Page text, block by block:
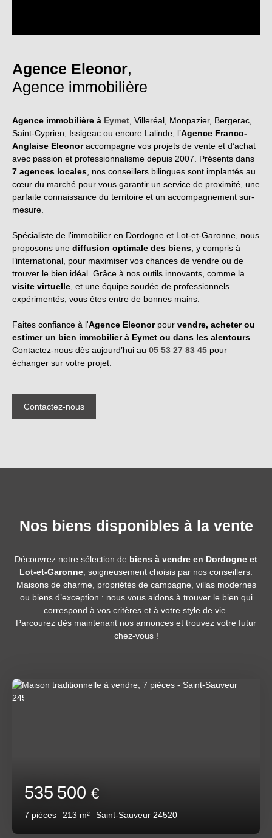
Agence Eleonor,
Agence immobilière
Agence immobilière à Eymet , Villeréal, Monpazier, Bergerac,
Saint-Cyprien, Issigeac ou encore Lalinde, l’Agence Franco-
Anglaise Eleonoraccompagne vos projets de vente et d’achat
avec passion et professionnalisme depuis 2007. Présents dans
7 agences locales , nos conseillers bilingues sont implantés au
cœur du marché pour vous garantir un service de proximité, une
parfaite connaissance du territoire et un accompagnement sur-
mesure.
Spécialiste de l'immobilier en Dordogne et Lot-et-Garonne, nous
proposons une diffusion optimale des biens , y compris à
l’international, pour maximiser vos chances de vendre ou de
trouver le bien idéal. Grâce à nos outils innovants, comme la
visite virtuelle , et une équipe soudée de professionnels
expérimentés, vous êtes entre de bonnes mains.
Faites confiance à l'Agence Eleonorpour vendre, acheter ou
estimer un bien immobilier à Eymet ou dans les alentours
Contactez-nous dès aujourd’hui au 05 53 27 83 45 pour
échanger sur votre projet.
Contactez-nous
Nos biens disponibles à la vente
Découvrez notre sélection de biens à vendre en Dordogne et
Lot-et-Garonne , soigneusement choisis par nos conseillers.
Maisons de charme, propriétés de campagne, villas modernes
ou biens d’exception : nous vous aidons à trouver le bien qui
correspond à vos critères et à votre style de vie.
Parcourez dès maintenant nos annonces et trouvez votre futur
chez-vous !
535 500 €
7 pièces 213 m² Saint-Sauveur 24520